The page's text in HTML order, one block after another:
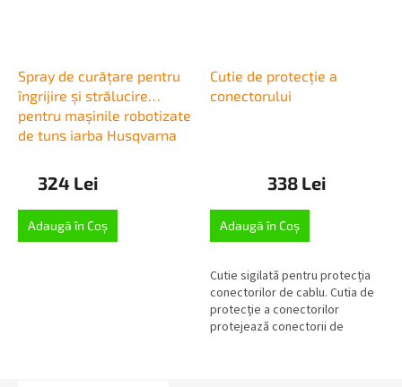
Spray de curățare pentru
îngrijire și strălucire
pentru mașinile robotizate
de tuns iarba Husqvarna
324 Lei
Adaugă în Coş
Cutie de protecție a
conectorului
338 Lei
Adaugă în Coş
Cutie sigilată pentru protecția
conectorilor de cablu. Cutia de
protecție a conectorilor
protejează conectorii de